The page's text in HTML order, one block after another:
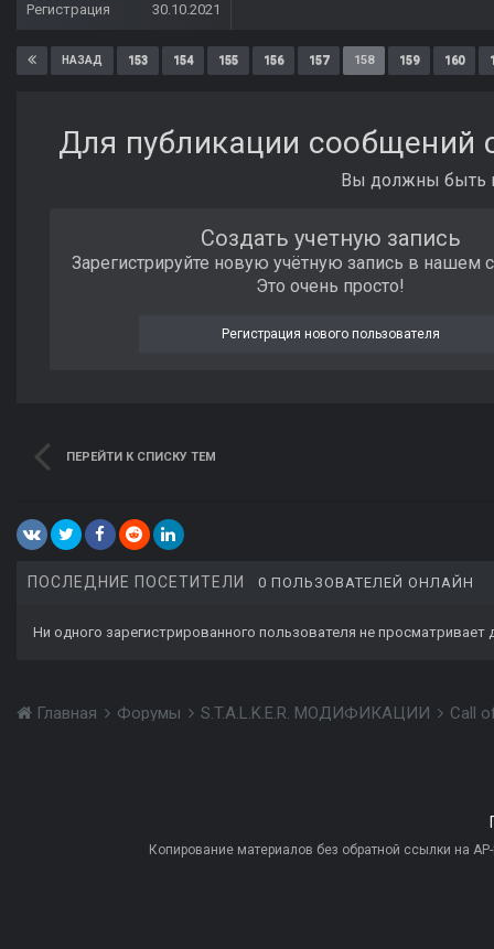
Регистрация
30.10.2021
НАЗАД 153 154 155 156 157 158 159 160
Для публикации сообщений
Вы должны быть
Создать учетную запись
Зарегистрируйте новую учётную запись в нашем
Это очень просто!
Регистрация нового пользователя
ПЕРЕЙТИ К СПИСКУ ТЕМ
ПОСЛЕДНИЕ ПОСЕТИТЕЛИ 0 ПОЛЬЗОВАТЕЛЕЙ ОНЛАЙН
Ни одного зарегистрированного пользователя не просматривает
Главная Форумы S.T.A.L.K.E.R. МОДИФИКАЦИИ Call
Копирование материалов без обратной ссылки на